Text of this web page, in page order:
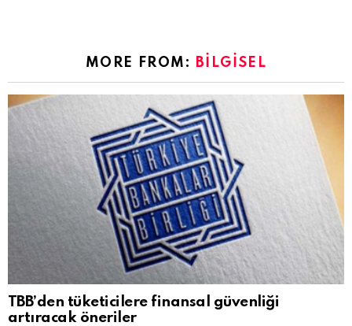
MORE FROM: BILGISEL
TBB’den tüketicilere finansal güvenliği
artıracak öneriler